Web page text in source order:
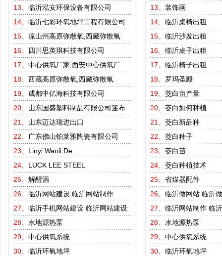
13、 临沂泓安环保设备有限公司
14、 临沂七彩环氧地坪工程有限公司
15、 凉山州高原弥散氧,西藏弥散氧
16、 四川思英琪科技有限公司
17、 中心供氧厂家,西安中心供氧厂
18、 西藏高原弥散氧,西藏弥散氧
19、 成都中亿海科技有限公司
20、 山东国盛塑料制品有限公司篷布
21、 山东迈达瑞进出口
22、
广东佛山铂莱雅陶瓷有限公司
23、 Linyi Wanli De
24、 LUCK LEE STEEL
25、 解醒酒
26、 临沂网站建设 临沂网站制作
27、 临沂手机网站建设 临沂网站建设
28、 水地源热泵
29、 中心供氧系统
30、 临沂环氧地坪
13、 装饰画
14、 临沂桌椅出租
15、 临沂沙发出租
16、 临沂桌子出租
17、 临沂椅子出租
18、 罗玛圣殿
19、 茭白亩产量
20、 茭白如何种植
21、 茭白新品种
22、 茭白种子
23、 茭白苗
24、 茭白种植技术
25、 省煤器配件
26、 临沂做网站 临沂
27、 临沂网站制作 临
28、 水地源热泵
29、 中心供氧系统
30、 临沂环氧地坪